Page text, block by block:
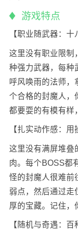
游戏特点
【职业随武器：十
这里没有职业限制
种强力武器，每种
呼风唤雨的法师，
个合格的封魔人，
都要耍的有模有样
【扎实动作感：用
这里没有满屏堆叠
肉。每个BOSS都
怪的封魔人很难前
弱点，然后通过走
厚的宝藏。记住，
【随机与奇遇：百